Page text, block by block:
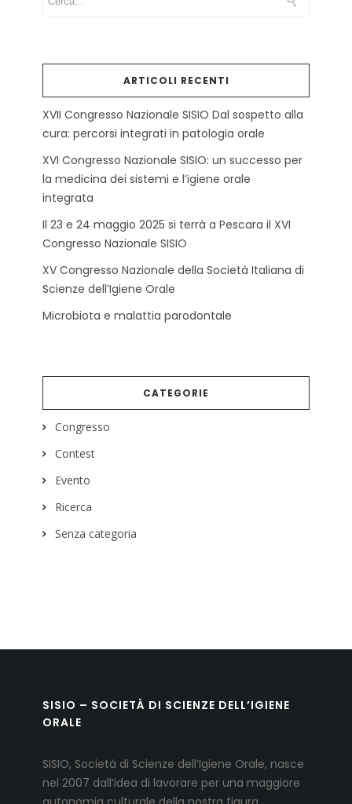
ARTICOLI RECENTI
XVII Congresso Nazionale SISIO Dal sospetto alla
cura: percorsi integrati in patologia orale
XVI Congresso Nazionale SISIO: un successo per
la medicina dei sistemi e l’igiene orale
integrata
Il 23 e 24 maggio 2025 si terrà a Pescara il XVI
Congresso Nazionale SISIO
XV Congresso Nazionale della Società Italiana di
Scienze dell’Igiene Orale
Microbiota e malattia parodontale
CATEGORIE
Congresso
Contest
Evento
Ricerca
Senza categoria
SISIO – SOCIETÀ DI SCIENZE DELL’IGIENE
ORALE
SISIO, Società di Scienze dell’Igiene Orale, nasce
nel 2007 dall’idea di lavorare per una maggiore